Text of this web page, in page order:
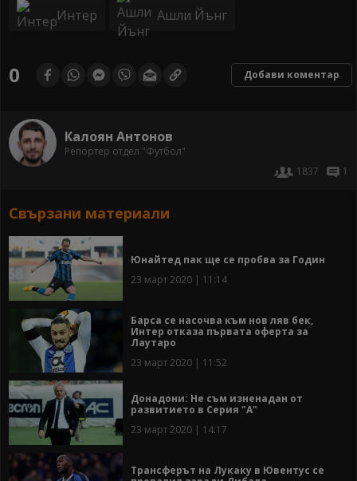
Интер Ашли Йънг
0 Добави коментар
Калоян Антонов
Репортер отдел "Футбол"
1837
1
Свързани материали
Юнайтед пак ще се пробва за Годин
23 март 2020 | 11:14
Барса се насочва към нов ляв бек,
Интер отказа първата оферта за
Лаутаро
23 март 2020 | 11:52
Донадони: Не съм изненадан от
развитието в Серия "А"
23 март 2020 | 14:17
Трансферът на Лукаку в Ювентус се